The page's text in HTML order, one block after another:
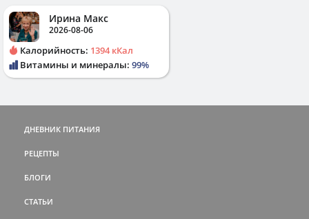
Ирина Макс
2026-08-06
Калорийность: 1394 кКал
Витамины и минералы: 99%
ДНЕВНИК ПИТАНИЯ
РЕЦЕПТЫ
БЛОГИ
СТАТЬИ